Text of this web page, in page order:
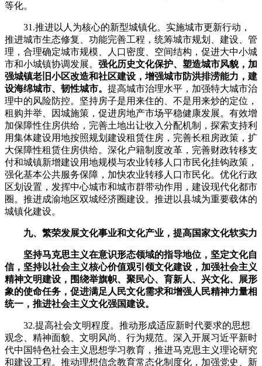
等化。
31.推进以人为核心的新型城镇化。实施城市更新行动，
推进城市生态修复、功能完善工程，统筹城市规划、建设、管
理，合理确定城市规模、人口密度、空间结构，促进大中小城
市和小城镇协调发展。 强化历史文化保护、塑造城市风貌，加
强城镇老旧小区改造和社区建设，增强城市防洪排涝能力，建
设海绵城市、韧性城市。 提高城市治理水平，加强特大城市治
理中的风险防控。坚持房子是用来住的、不是用来炒的定位，
租购并举、因城施策，促进房地产市场平稳健康发展。有效增
加保障性住房供给，完善土地出让收入分配机制，探索支持利
用集体建设用地按照规划建设租赁住房，完善长租房政策，扩
大保障性租赁住房供给。深化户籍制度改革，完善财政转移支
付和城镇新增建设用地规模与农业转移人口市民化挂钩政策，
强化基本公共服务保障，加快农业转移人口市民化。优化行政
区划设置，发挥中心城市和城市群带动作用，建设现代化都市
圈。推进成渝地区双城经济圈建设。推进以县城为重要载体的
城镇化建设。
九、繁荣发展文化事业和文化产业，提高国家文化软实力
坚持马克思主义在意识形态领域的指导地位，坚定文化自
信，坚持以社会主义核心价值观引领文化建设，加强社会主义
精神文明建设，围绕举旗帜、聚民心、育新人、兴文化、展形
象的使命任务，促进满足人民文化需求和增强人民精神力量相
统一，推进社会主义文化强国建设。
32.提高社会文明程度。推动形成适应新时代要求的思想
观念、精神面貌、文明风尚、行为规范。深入开展习近平新时
代中国特色社会主义思想学习教育，推进马克思主义理论研究
和建设工程。推动理想信念教育常态化制度化，加强党史、新